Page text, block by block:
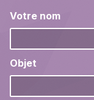
Votre nom
Objet